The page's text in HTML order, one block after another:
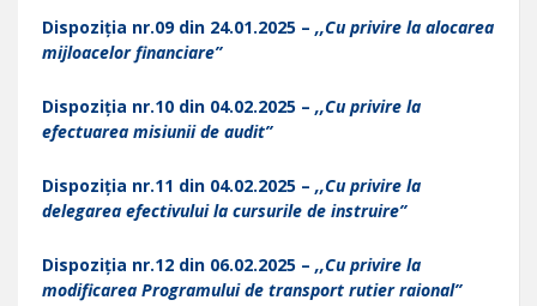
Dispoziția nr.09 din 24.01.2025 – ,,Cu privire la alocarea
mijloacelor financiare”
Dispoziția nr.10 din 04.02.2025 – ,,Сu privire la
efectuarea misiuпii de audit”
Dispoziția nr.11 din 04.02.2025 – ,,Cu privire la
delegarea efectivului la cursurile de instruire”
Dispoziția nr.12 din 06.02.2025 – ,,Cu privire la
modificarea Programului de transport rutier raional”